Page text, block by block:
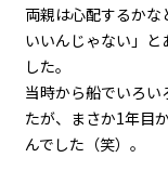
両親は心配するかな
いいんじゃない」
した。
当時から船でいろい
たが、まさか1年目
んでした（笑）。